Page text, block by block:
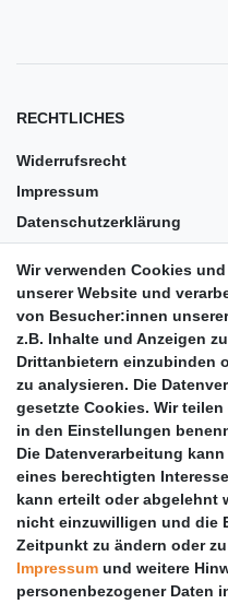
RECHTLICHES
Widerrufsrecht
Impressum
Datenschutzerklärung
Barrierefreiheit
Anleitungen
Vertrag widerrufen
PARTNER
DHL
GLS
PaketPLUS
SPONSORING
Wir verwenden Cookies
unserer Website und
von Besucher:innen
z.B. Inhalte und Anzeigen
Drittanbietern einzubinden
zu analysieren. Die
gesetzte Cookies. Wir
in den Einstellungen
Die Datenverarbeitung
eines berechtigten
kann erteilt oder abgelehnt
nicht einzuwilligen und die
Zeitpunkt zu ändern oder
Impressum und weitere
personenbezogener Daten